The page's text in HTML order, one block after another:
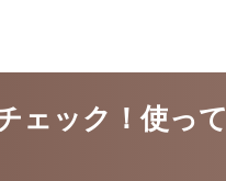
ェック！使って